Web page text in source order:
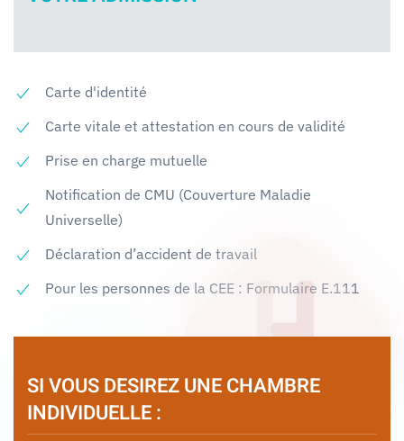
Carte d'identité
Carte vitale et attestation en cours de validité
Prise en charge mutuelle
Notification de CMU (Couverture Maladie
Universelle)
Déclaration d’accident de travail
Pour les personnes de la CEE : Formulaire E.111
SI VOUS DESIREZ UNE CHAMBRE
INDIVIDUELLE :